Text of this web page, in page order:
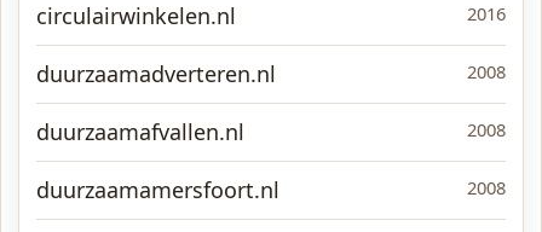
circulairwinkelen.nl 2016
duurzaamadverteren.nl 2008
duurzaamafvallen.nl 2008
duurzaamamersfoort.nl 2008